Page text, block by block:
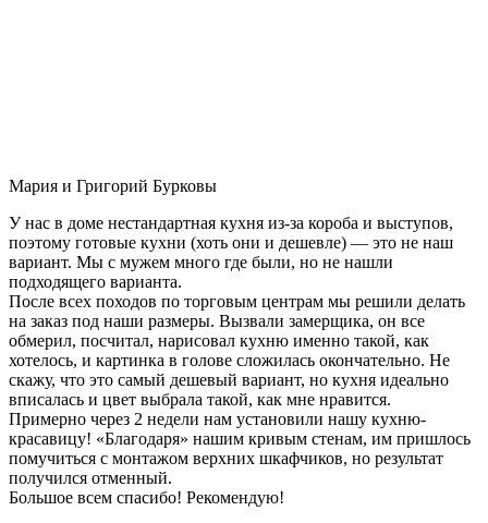
Мария и Григорий Бурковы
У нас в доме нестандартная кухня из-за короба и выступов,
поэтому готовые кухни (хоть они и дешевле) — это не наш
вариант. Мы с мужем много где были, но не нашли
подходящего варианта.
После всех походов по торговым центрам мы решили делать
на заказ под наши размеры. Вызвали замерщика, он все
обмерил, посчитал, нарисовал кухню именно такой, как
хотелось, и картинка в голове сложилась окончательно. Не
скажу, что это самый дешевый вариант, но кухня идеально
вписалась и цвет выбрала такой, как мне нравится.
Примерно через 2 недели нам установили нашу кухню-
красавицу! «Благодаря» нашим кривым стенам, им пришлось
помучиться с монтажом верхних шкафчиков, но результат
получился отменный.
Большое всем спасибо! Рекомендую!